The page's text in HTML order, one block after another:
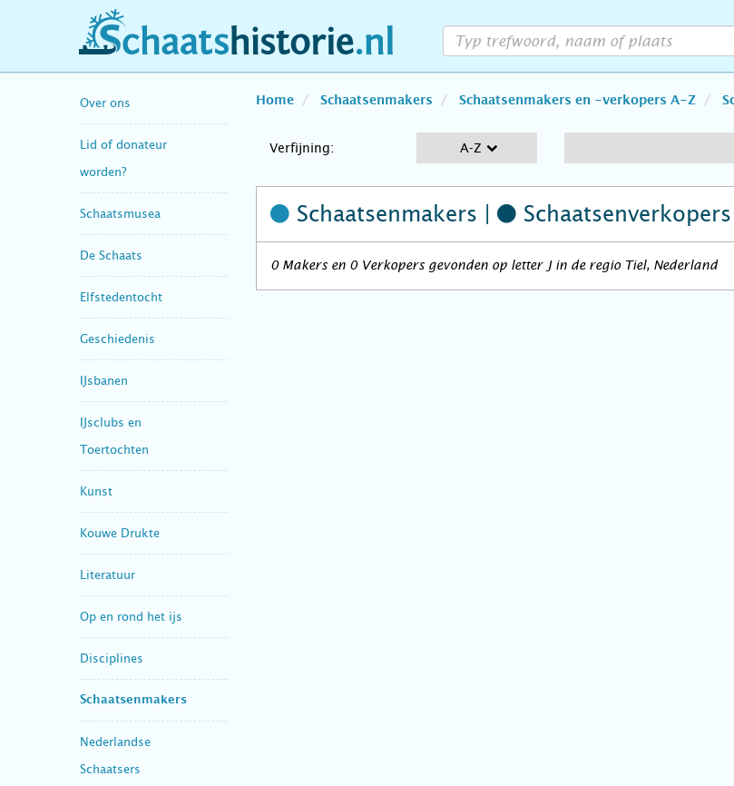
schaatshistorie.nl
Over ons
Lid of donateur
worden?
Schaatsmusea
De Schaats
Elfstedentocht
Geschiedenis
IJsbanen
IJsclubs en
Toertochten
Kunst
Kouwe Drukte
Literatuur
Op en rond het ijs
Disciplines
Schaatsenmakers
Nederlandse
Schaatsers
Home Schaatsenmakers Schaatsenmakers en -verkopers A-Z
Verfijning: A-Z
Schaatsenmakers | Schaatsenverkopers
0 Makers en 0 Verkopers gevonden op letter J in de regio Tiel, Nederland